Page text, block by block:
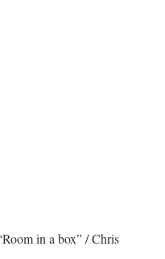
in a box” / Chris